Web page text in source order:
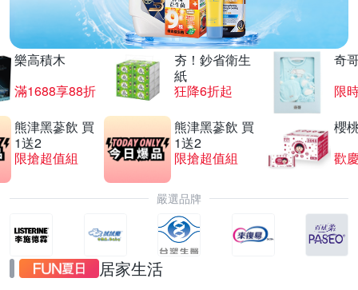
樂高積木
滿1688享88折
夯！鈔省衛生
紙
狂降6折起
奇
限
熊津黑蔘飲 買
1送2
限搶超值組
熊津黑蔘飲 買
1送2
限搶超值組
櫻
歡
嚴選品牌
居家生活